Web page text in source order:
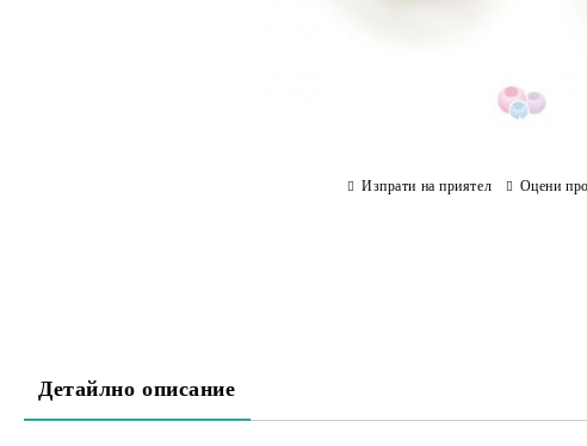
Изпрати на приятел Оцени
Детайлно описание